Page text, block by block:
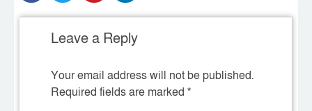
Leave a Reply
Your email address will not be published.
Required fields are marked *